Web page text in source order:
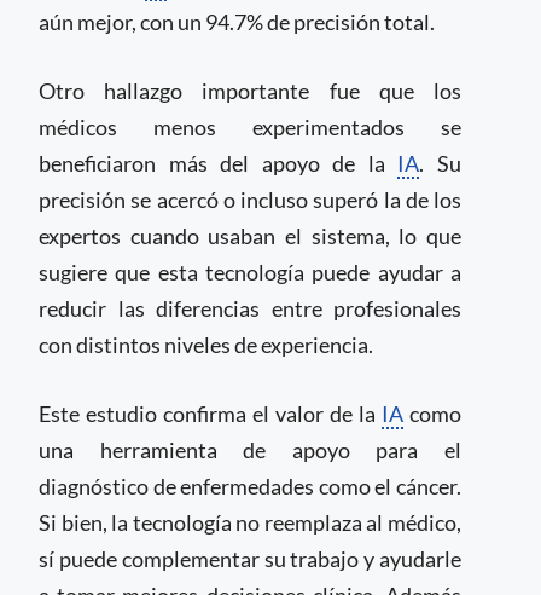
aún mejor, con un 94.7% de precisión total.
Otro hallazgo importante fue que los
médicos menos experimentados se
beneficiaron más del apoyo de la IA. Su
precisión se acercó o incluso superó la de los
expertos cuando usaban el sistema, lo que
sugiere que esta tecnología puede ayudar a
reducir las diferencias entre profesionales
con distintos niveles de experiencia.
Este estudio confirma el valor de la IA como
una herramienta de apoyo para el
diagnóstico de enfermedades como el cáncer.
Si bien, la tecnología no reemplaza al médico,
sí puede complementar su trabajo y ayudarle